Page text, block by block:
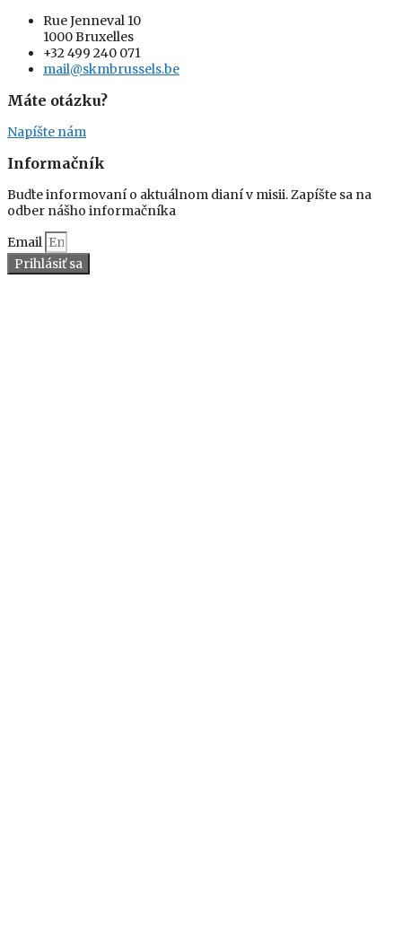
Rue Jenneval 10
1000 Bruxelles
+32 499 240 071
mail@skmbrussels.be
Máte otázku?
Napíšte nám
Informačník
Buďte informovaní o aktuálnom dianí v misii. Zapíšte sa na
odber nášho informačníka
Email
Prihlásiť sa